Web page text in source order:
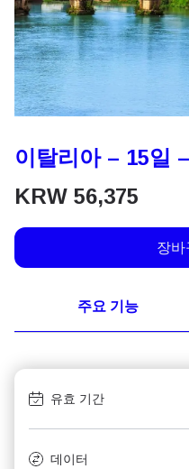
이탈리아 – 15일
KRW 56,375
장바
주요 기능
유효 기간
데이터